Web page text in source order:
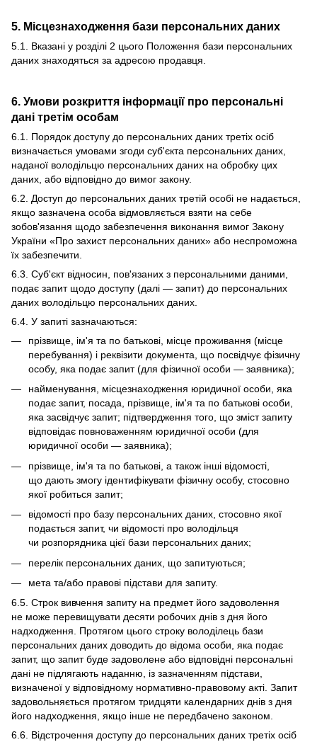
5. Місцезнаходження бази персональних даних
5.1. Вказані у розділі 2 цього Положення бази персональних
даних знаходяться за адресою продавця.
6. Умови розкриття інформації про персональні
дані третім особам
6.1. Порядок доступу до персональних даних третіх осіб
визначається умовами згоди суб'єкта персональних даних,
наданої володільцю персональних даних на обробку цих
даних, або відповідно до вимог закону.
6.2. Доступ до персональних даних третій особі не надається,
якщо зазначена особа відмовляється взяти на себе
зобов'язання щодо забезпечення виконання вимог Закону
України «Про захист персональних даних» або неспроможна
їх забезпечити.
6.3. Суб'єкт відносин, пов'язаних з персональними даними,
подає запит щодо доступу (далі — запит) до персональних
даних володільцю персональних даних.
6.4. У запиті зазначаються:
прізвище, ім'я та по батькові, місце проживання (місце
перебування) і реквізити документа, що посвідчує фізичну
особу, яка подає запит (для фізичної особи — заявника);
найменування, місцезнаходження юридичної особи, яка
подає запит, посада, прізвище, ім'я та по батькові особи,
яка засвідчує запит; підтвердження того, що зміст запиту
відповідає повноваженням юридичної особи (для
юридичної особи — заявника);
прізвище, ім'я та по батькові, а також інші відомості,
що дають змогу ідентифікувати фізичну особу, стосовно
якої робиться запит;
відомості про базу персональних даних, стосовно якої
подається запит, чи відомості про володільця
чи розпорядника цієї бази персональних даних;
перелік персональних даних, що запитуються;
мета та/або правові підстави для запиту.
6.5. Строк вивчення запиту на предмет його задоволення
не може перевищувати десяти робочих днів з дня його
надходження. Протягом цього строку володілець бази
персональних даних доводить до відома особи, яка подає
запит, що запит буде задоволене або відповідні персональні
дані не підлягають наданню, із зазначенням підстави,
визначеної у відповідному нормативно-правовому акті. Запит
задовольняється протягом тридцяти календарних днів з дня
його надходження, якщо інше не передбачено законом.
6.6. Відстрочення доступу до персональних даних третіх осіб